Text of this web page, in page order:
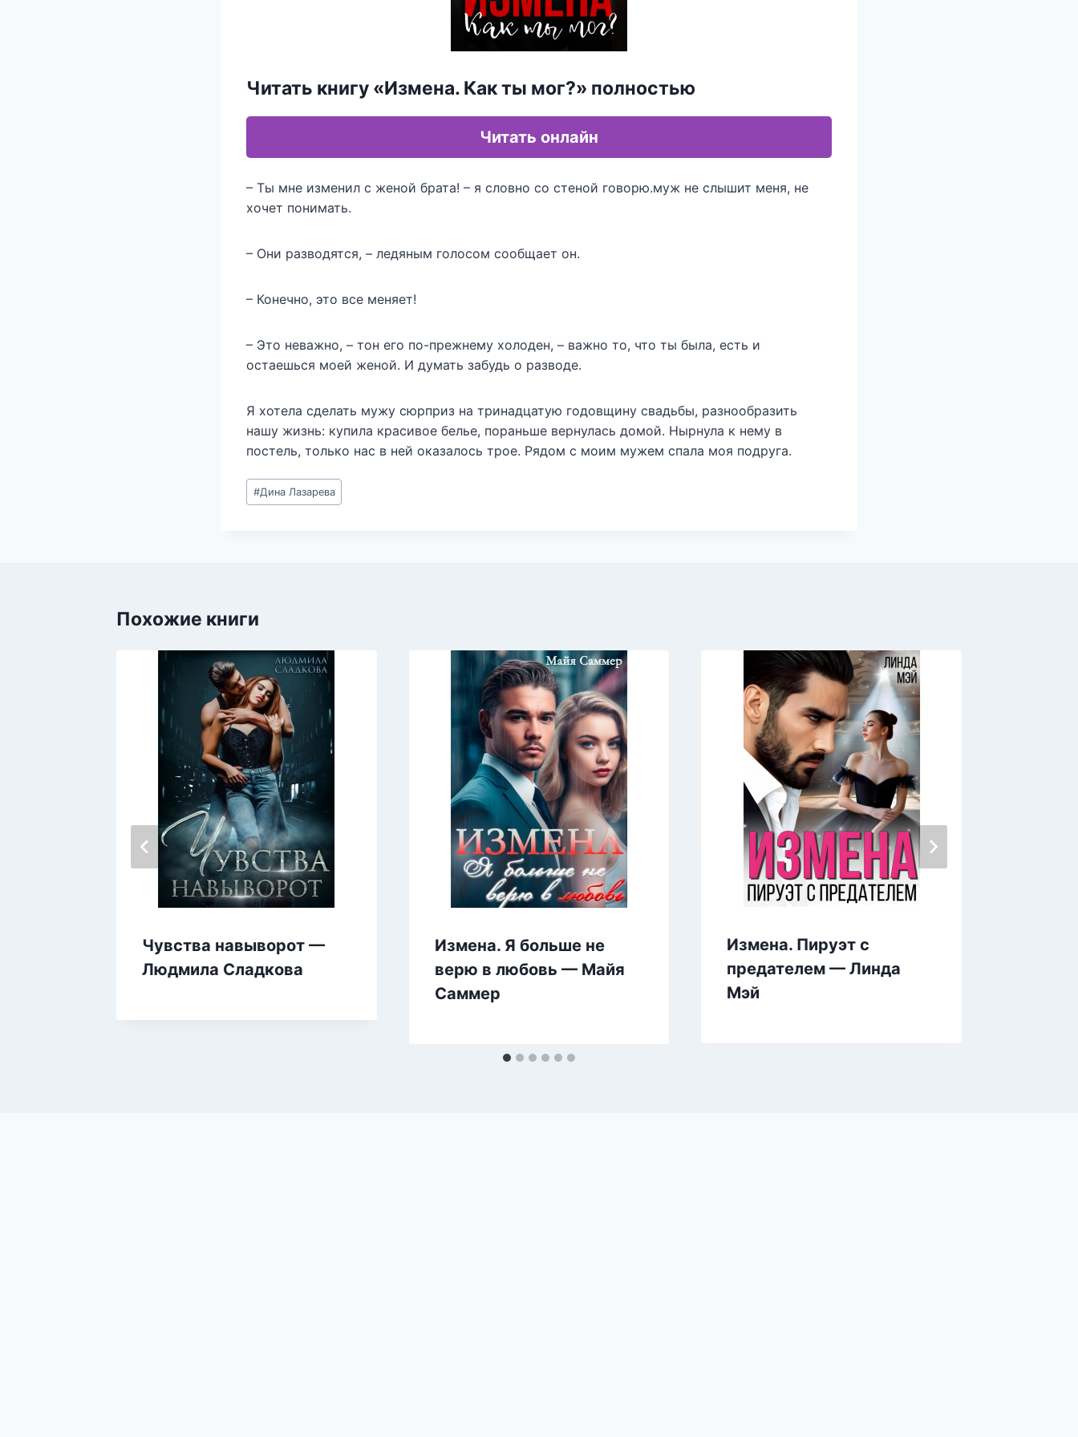
Читать книгу «Измена. Как ты мог?» полностью
Читать онлайн
– Ты мне изменил с женой брата! – я словно со стеной говорю.муж не слышит меня, не
хочет понимать.
– Они разводятся, – ледяным голосом сообщает он.
– Конечно, это все меняет!
– Это неважно, – тон его по-прежнему холоден, – важно то, что ты была, есть и
остаешься моей женой. И думать забудь о разводе.
Я хотела сделать мужу сюрприз на тринадцатую годовщину свадьбы, разнообразить
нашу жизнь: купила красивое белье, пораньше вернулась домой. Нырнула к нему в
постель, только нас в ней оказалось трое. Рядом с моим мужем спала моя подруга.
Метки
записи:
#Дина Лазарева
Похожие книги
Чувства навыворот —
Людмила Сладкова
Измена. Я больше не
верю в любовь — Майя
Саммер
Измена. Пируэт с
предателем — Линда
Мэй